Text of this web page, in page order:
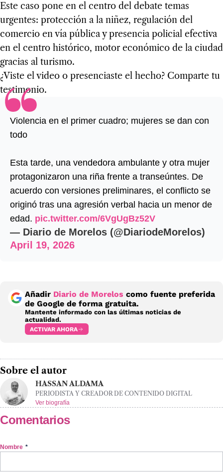
Este caso pone en el centro del debate temas
urgentes: protección a la niñez, regulación del
comercio en vía pública y presencia policial efectiva
en el centro histórico, motor económico de la ciudad
gracias al turismo.
¿Viste el video o presenciaste el hecho? Comparte tu
testimonio.
Violencia en el primer cuadro; mujeres se dan con
todo
Esta tarde, una vendedora ambulante y otra mujer
protagonizaron una riña frente a transeúntes. De
acuerdo con versiones preliminares, el conflicto se
originó tras una agresión verbal hacia un menor de
edad. pic.twitter.com/6VgUgBz52V
— Diario de Morelos (@DiariodeMorelos)
April 19, 2026
Añadir Diario de Morelos como fuente preferida
de Google de forma gratuita.
Mantente informado con las últimas noticias de
actualidad.
ACTIVAR AHORA
Sobre el autor
HASSAN ALDAMA
PERIODISTA Y CREADOR DE CONTENIDO DIGITAL
Ver biografía
Comentarios
Nombre *